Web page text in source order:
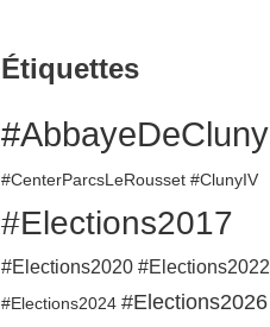
Étiquettes
#AbbayeDeCluny
#CenterParcsLeRousset #ClunyIV
#Elections2017
#Elections2020 #Elections2022
#Elections2024 #Elections2026